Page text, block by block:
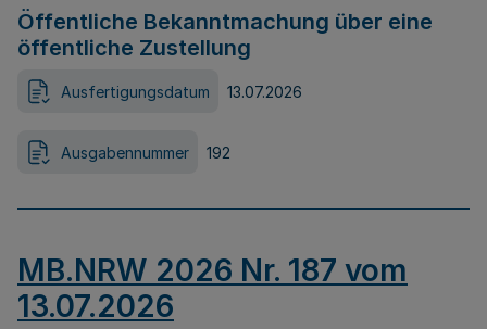
Öffentliche Bekanntmachung über eine
öffentliche Zustellung
Ausfertigungsdatum 13.07.2026
Ausgabennummer 192
MB.NRW 2026 Nr. 187 vom
13.07.2026